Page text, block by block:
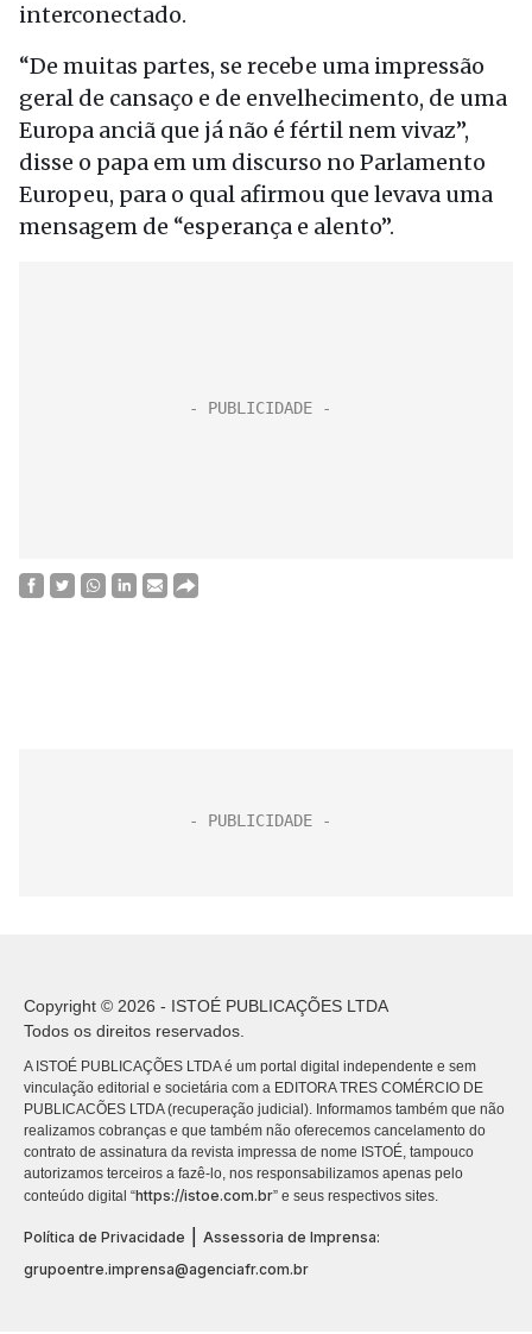
interconectado.
“De muitas partes, se recebe uma impressão
geral de cansaço e de envelhecimento, de uma
Europa anciã que já não é fértil nem vivaz”,
disse o papa em um discurso no Parlamento
Europeu, para o qual afirmou que levava uma
mensagem de “esperança e alento”.
Copyright © 2026 - ISTOÉ PUBLICAÇÕES LTDA
Todos os direitos reservados.
A ISTOÉ PUBLICAÇÕES LTDA é um portal digital independente e sem
vinculação editorial e societária com a EDITORA TRES COMÉRCIO DE
PUBLICACÕES LTDA (recuperação judicial). Informamos também que não
realizamos cobranças e que também não oferecemos cancelamento do
contrato de assinatura da revista impressa de nome ISTOÉ, tampouco
autorizamos terceiros a fazê-lo, nos responsabilizamos apenas pelo
conteúdo digital “https://istoe.com.br” e seus respectivos sites.
Política de Privacidade
Assessoria de Imprensa:
grupoentre.imprensa@agenciafr.com.br